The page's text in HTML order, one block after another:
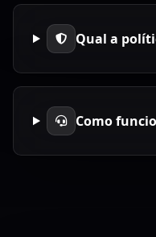
Qual a
Como